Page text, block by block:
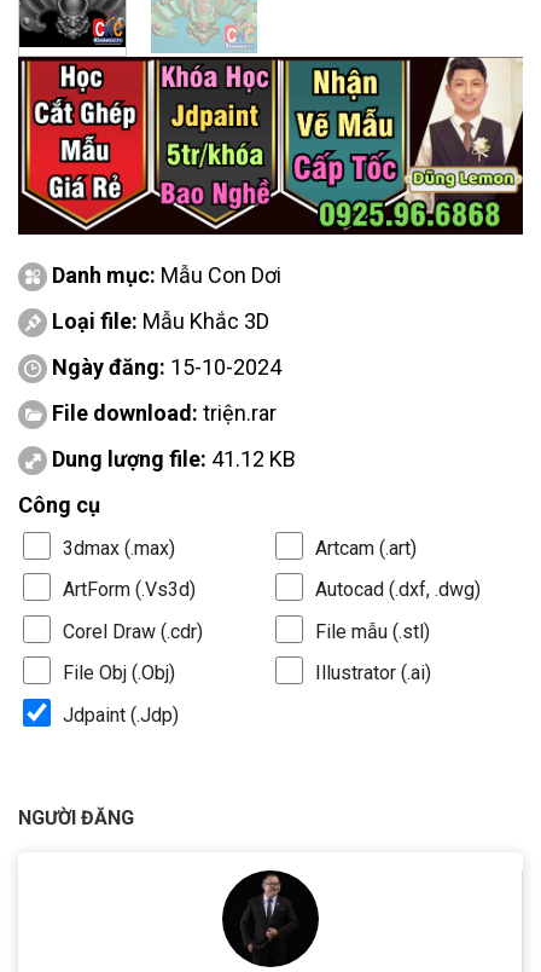
Danh mục: Mẫu Con Dơi
Loại file: Mẫu Khắc 3D
Ngày đăng: 15-10-2024
File download: triện.rar
Dung lượng file: 41.12 KB
Công cụ
3dmax (.max)
Artcam (.art)
ArtForm (.Vs3d)
Autocad (.dxf, .dwg)
Corel Draw (.cdr)
File mẫu (.stl)
File Obj (.Obj)
Illustrator (.ai)
Jdpaint (.Jdp)
NGƯỜI ĐĂNG